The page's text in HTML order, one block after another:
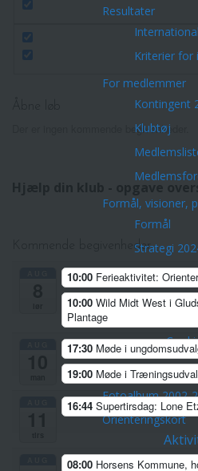
Resultater
Kriterier for
For medlemmer
Kontingent
Klubtøj
Formål, visioner,
Formål
Strategi
Vedtægter
Træner- og
Historie –
Fotoalbum 2002-
Orienteringskort
Der er ingen kommende begivenheder.
Kommende begivenheder
10:00 Ferieaktivitet:
10:00 Wild Midt West i
Plantage
17:30 Møde i
19:00 Møde i
16:44 Supertirsdag: Lone
08:00 Horsens Kommune,